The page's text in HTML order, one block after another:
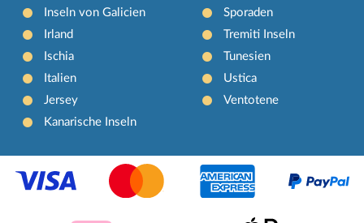
Inseln von Galicien
Irland
Ischia
Italien
Jersey
Kanarische Inseln
Sporaden
Tremiti Inseln
Tunesien
Ustica
Ventotene